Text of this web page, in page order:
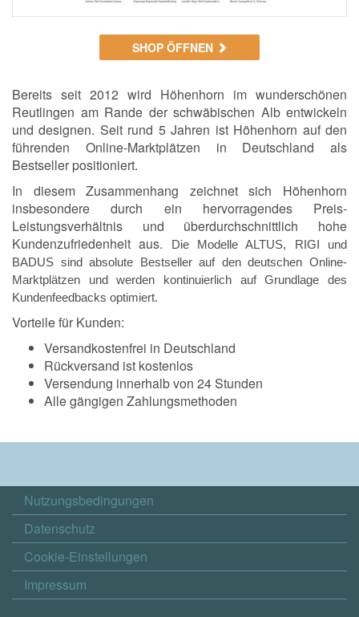
SHOP ÖFFNEN
Bereits seit 2012 wird Höhenhorn im wunderschönen
Reutlingen am Rande der schwäbischen Alb entwickeln
und designen. Seit rund 5 Jahren ist Höhenhorn auf den
führenden Online-Marktplätzen in Deutschland als
Bestseller positioniert.
In diesem Zusammenhang zeichnet sich Höhenhorn
insbesondere durch ein hervorragendes Preis-
Leistungsverhältnis und überdurchschnittlich hohe
Kundenzufriedenheit aus.
Die Modelle ALTUS, RIGI und
BADUS sind absolute Bestseller auf den deutschen Online-
Marktplätzen und werden kontinuierlich auf Grundlage des
Kundenfeedbacks optimiert.
Vorteile für Kunden:
Versandkostenfrei in Deutschland
Rückversand ist kostenlos
Versendung innerhalb von 24 Stunden
Alle gängigen Zahlungsmethoden
Nutzungsbedingungen
Datenschutz
Cookie-Einstellungen
Impressum